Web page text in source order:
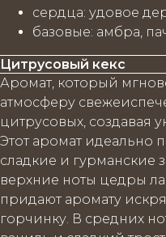
сердца: удовое
базовые: амбра,
Цитрусовый кекс
Аромат, который
атмосферу
цитрусовых, создавая
Этот аромат идеально
сладкие и гурманские
верхние ноты цедры
придают аромату
горчинку. В средних